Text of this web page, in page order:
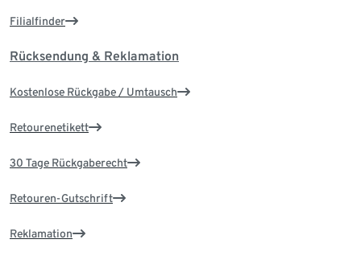
Filialfinder
Rücksendung & Reklamation
Kostenlose Rückgabe / Umtausch
Retourenetikett
30 Tage Rückgaberecht
Retouren-Gutschrift
Reklamation